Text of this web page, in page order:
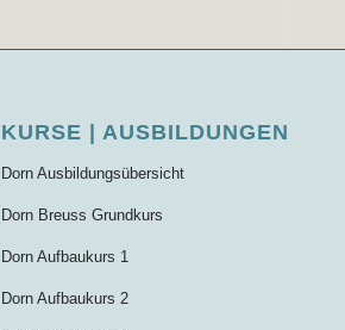
KURSE | AUSBILDUNGEN
Dorn Ausbildungsübersicht
Dorn Breuss Grundkurs
Dorn Aufbaukurs 1
Dorn Aufbaukurs 2